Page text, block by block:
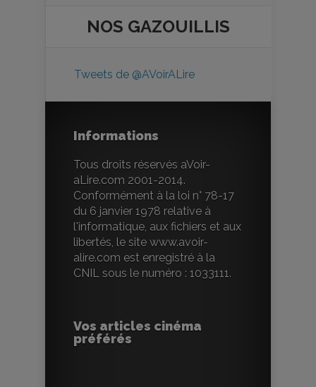
NOS GAZOUILLIS
Tweets de @AVoirALire
Informations
Tous droits réservés aVoir-
aLire.com 2001-2014.
Conformément à la loi n° 78-17
du 6 janvier 1978 relative à
l'informatique, aux fichiers et aux
libertés, le site www.avoir-
alire.com est enregistré à la
CNIL sous le numéro : 1033111.
Vos articles cinéma
préférés